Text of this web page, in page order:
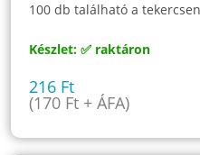
100 db található a
Készlet: ✅ raktáron
216 Ft
(170 Ft + ÁFA)